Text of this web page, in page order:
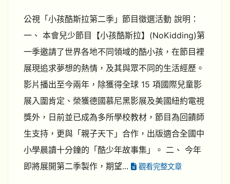
公視「小孩酷斯拉第二季」節目徵選活動 說明：
一、 本會兒少節目【小孩酷斯拉】(NoKidding)第
一季邀請了世界各地不同領域的酷小孩，在節目裡
展現追求夢想的熱情，及其與眾不同的生活經歷。
影片播出至今兩年，除獲得全球 15 項國際兒童影
展入圍肯定、榮獲德國慕尼黑影展及美國紐約電視
獎外，日前並已成為多所學校教材，節目為回饋師
生支持，更與「親子天下」合作，出版適合全國中
小學晨讀十分鐘的「酷少年故事集」。 二、 今年
即將展開第二季製作，期望...
觀看完整文章